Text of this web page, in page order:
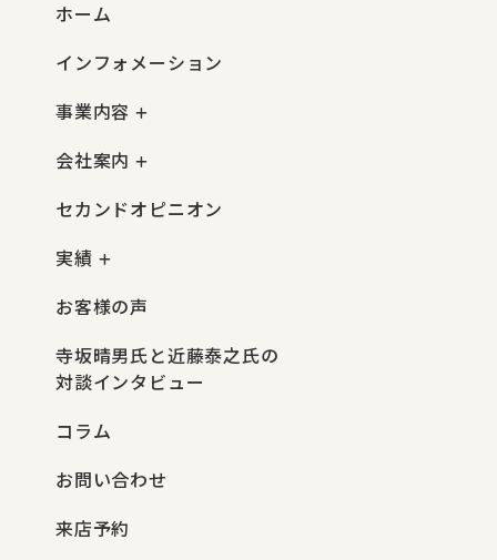
ホーム
インフォメーション
事業内容
会社案内
セカンドオピニオン
実績
お客様の声
寺坂晴男氏と近藤泰之氏の
対談インタビュー
コラム
お問い合わせ
来店予約